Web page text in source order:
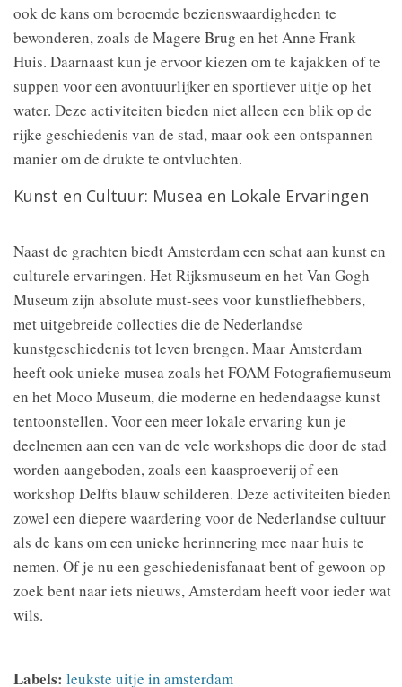
ook de kans om beroemde bezienswaardigheden te
bewonderen, zoals de Magere Brug en het Anne Frank
Huis. Daarnaast kun je ervoor kiezen om te kajakken of te
suppen voor een avontuurlijker en sportiever uitje op het
water. Deze activiteiten bieden niet alleen een blik op de
rijke geschiedenis van de stad, maar ook een ontspannen
manier om de drukte te ontvluchten.
Kunst en Cultuur: Musea en Lokale Ervaringen
Naast de grachten biedt Amsterdam een schat aan kunst en
culturele ervaringen. Het Rijksmuseum en het Van Gogh
Museum zijn absolute must-sees voor kunstliefhebbers,
met uitgebreide collecties die de Nederlandse
kunstgeschiedenis tot leven brengen. Maar Amsterdam
heeft ook unieke musea zoals het FOAM Fotografiemuseum
en het Moco Museum, die moderne en hedendaagse kunst
tentoonstellen. Voor een meer lokale ervaring kun je
deelnemen aan een van de vele workshops die door de stad
worden aangeboden, zoals een kaasproeverij of een
workshop Delfts blauw schilderen. Deze activiteiten bieden
zowel een diepere waardering voor de Nederlandse cultuur
als de kans om een unieke herinnering mee naar huis te
nemen. Of je nu een geschiedenisfanaat bent of gewoon op
zoek bent naar iets nieuws, Amsterdam heeft voor ieder wat
wils.
Labels: leukste uitje in amsterdam